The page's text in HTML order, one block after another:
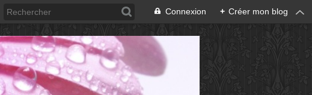
Connexion + Créer mon blog